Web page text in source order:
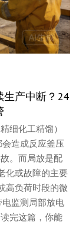
生产中断？24
细化工精馏）
造成反应釜压
。而局放是配
化或故障的主要
高负荷时段的微
监测局部放电
完这篇，你能